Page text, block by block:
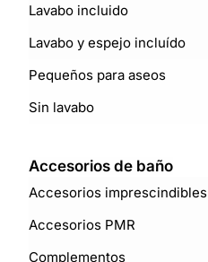
Lavabo incluido
Lavabo y espejo incluído
Pequeños para aseos
Sin lavabo
Accesorios de baño
Accesorios imprescindibles
Accesorios PMR
Complementos